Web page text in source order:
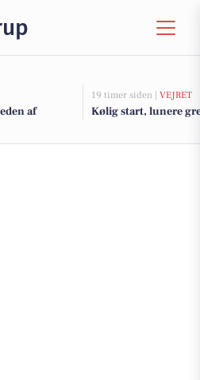
af
19 timer siden | VEJRET
Kølig start, lunere